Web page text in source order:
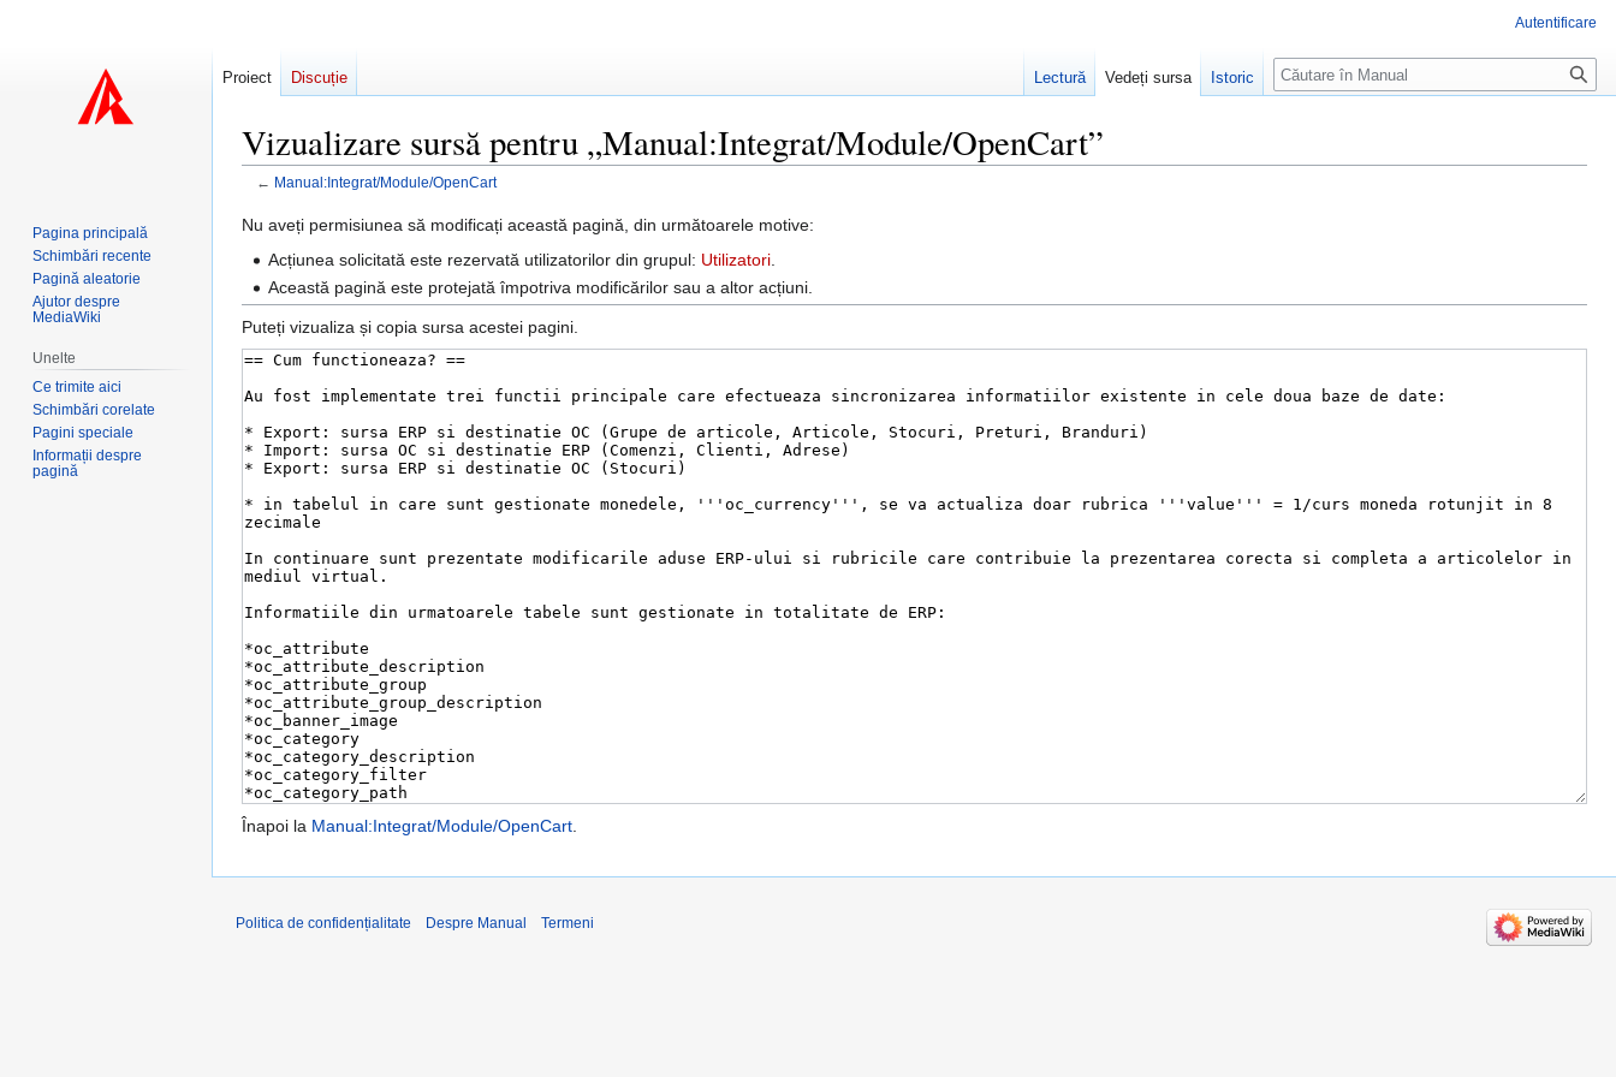
Vizualizare sursă pentru „Manual:Integrat/Module/OpenCart”
← Manual:Integrat/Module/OpenCart
Sari
Sari
Nu aveți permisiunea să modificați această pagină, din următoarele motive:
Acțiunea solicitată este rezervată utilizatorilor din grupul: Utilizatori
Această pagină este protejată împotriva modificărilor sau a altor acțiuni.
Puteți vizualiza și copia sursa acestei pagini.
Înapoi la Manual:Integrat/Module/OpenCart.
Autentificare
Proiect Discuție Lectură Vedeți sursa Istoric Căutare
Pagina principală
Schimbări recente
Pagină aleatorie
Ajutor despre
MediaWiki
Unelte
Ce trimite aici
Schimbări corelate
Pagini speciale
Informații despre
pagină
Politica de confidențialitate Despre Manual Termeni